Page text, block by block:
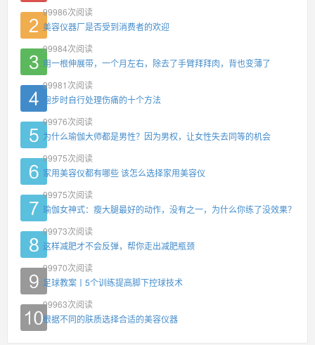
99986次阅读
美容仪器厂是否受到消费者的欢迎
99984次阅读
用一根伸展带，一个月左右，除去了手臂拜拜肉，背也变薄了
99981 次阅读
跑步时自行处理伤痛的十个方法
99976次阅读
为什么瑜伽大师都是男性？因为男权，让女性失去同等的机会
99975次阅读
家用美容仪都有哪些 该怎么选择家用美容仪
99975次阅读
瑜伽女神式：瘦大腿最好的动作，没有之一，为什么你练了没效果？
99973次阅读
这样减肥才不会反弹，帮你走出减肥瓶颈
99970次阅读
足球教案丨5个训练提高脚下控球技术
99963次阅读
根据不同的肤质选择合适的美容仪器